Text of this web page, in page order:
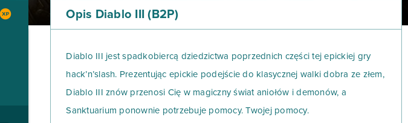
Opis Diablo III (B2P)
Diablo III jest spadkobiercą dziedzictwa poprzednich części tej epickiej gry
hack’n’slash. Prezentując epickie podejście do klasycznej walki dobra ze złem,
Diablo III znów przenosi Cię w magiczny świat aniołów i demonów, a
Sanktuarium ponownie potrzebuje pomocy. Twojej pomocy.